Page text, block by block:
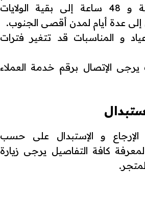
الولايات الشمالية و 48 ساعة إلى بقية الولايات
إلى عدة أيام لمدن أقصى الجنوب.
و المناسبات قد تتغير فترات
الإتصال برقم خدمة العملاء
الإرجاع و الإستبدال على حسب
كافة التفاصيل يرجى زيارة